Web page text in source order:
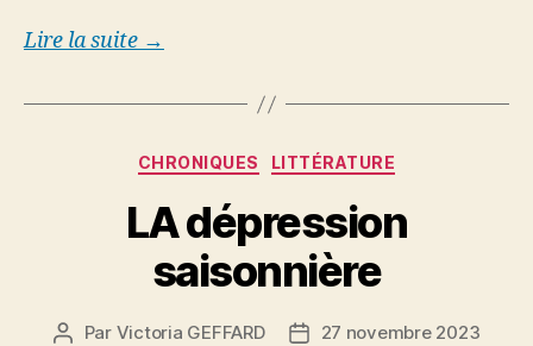
Lire la suite →
Catégories
CHRONIQUES LITTÉRATURE
LA dépression
saisonnière
Auteur
Par Victoria GEFFARD
Date27 novembre 2023